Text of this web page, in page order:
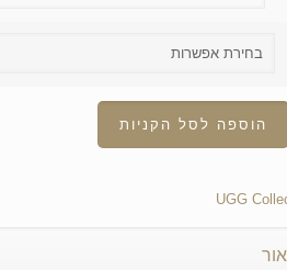
הוספה לסל הקניות
UGG